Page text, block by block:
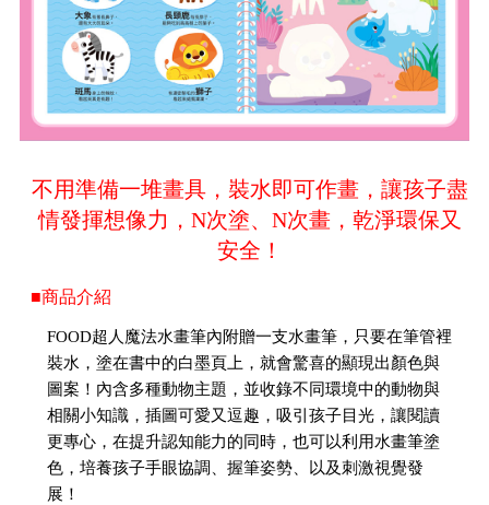
不用準備一堆畫具，裝水即可作畫，讓孩子盡
情發揮想像力，N次塗、N次畫，乾淨環保又
安全！
■商品介紹
FOOD超人魔法水畫筆內附贈一支水畫筆，只要在筆管裡
裝水，塗在書中的白墨頁上，就會驚喜的顯現出顏色與
圖案！內含多種動物主題，並收錄不同環境中的動物與
相關小知識，插圖可愛又逗趣，吸引孩子目光，讓閱讀
更專心，在提升認知能力的同時，也可以利用水畫筆塗
色，培養孩子手眼協調、握筆姿勢、以及刺激視覺發
展！